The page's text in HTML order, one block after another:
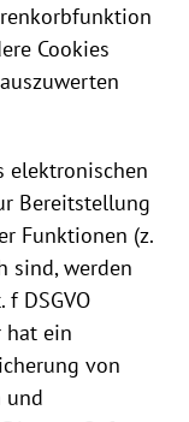
Cookies
elektronischen
Bereitstellung
Funktionen (z.
sind, werden
DSGVO
hat ein
von
und